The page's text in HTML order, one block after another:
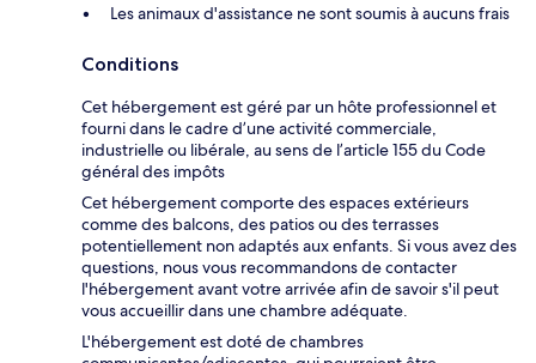
Les animaux d'assistance ne sont soumis à aucuns frais
Conditions
Cet hébergement est géré par un hôte professionnel et
fourni dans le cadre d’une activité commerciale,
industrielle ou libérale, au sens de l’article 155 du Code
général des impôts
Cet hébergement comporte des espaces extérieurs
comme des balcons, des patios ou des terrasses
potentiellement non adaptés aux enfants. Si vous avez des
questions, nous vous recommandons de contacter
l'hébergement avant votre arrivée afin de savoir s'il peut
vous accueillir dans une chambre adéquate.
L'hébergement est doté de chambres